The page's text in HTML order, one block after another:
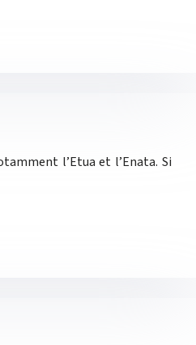
l’Etua et l’Enata. Si